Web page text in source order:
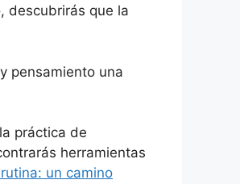
descubrirás que la
pensamiento una
práctica de
herramientas
un camino